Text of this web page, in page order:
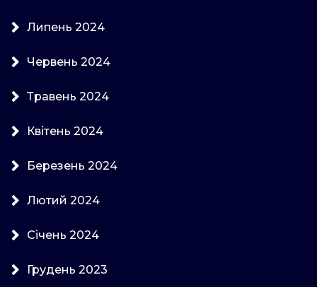
Липень 2024
Червень 2024
Травень 2024
Квітень 2024
Березень 2024
Лютий 2024
Січень 2024
Грудень 2023